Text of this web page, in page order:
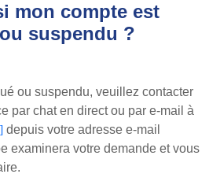
mon compte est
suspendu ?
ou suspendu, veuillez contacter
par chat en direct ou par e-mail à
depuis votre adresse e-mail
examinera votre demande et vous